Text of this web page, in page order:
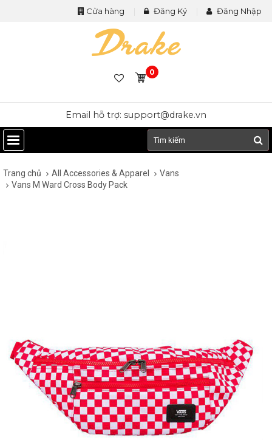
Cửa hàng Đăng Ký Đăng Nhập
0
Email hỗ trợ: support@drake.vn
Trang chủ All Accessories & Apparel
Vans
Vans M Ward Cross Body Pack